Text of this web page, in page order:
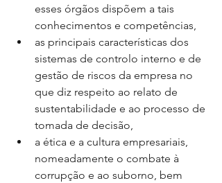
esses órgãos dispõem a tais
conhecimentos e competências,
as principais características dos
sistemas de controlo interno e de
gestão de riscos da empresa no
que diz respeito ao relato de
sustentabilidade e ao processo de
tomada de decisão,
a ética e a cultura empresariais,
nomeadamente o combate à
corrupção e ao suborno, bem